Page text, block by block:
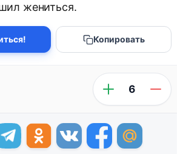
жениться.
Копировать
6